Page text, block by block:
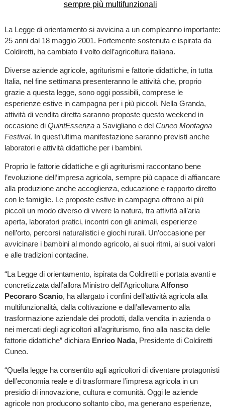
La Legge di orientamento si avvicina a un compleanno importante:
25 anni dal 18 maggio 2001. Fortemente sostenuta e ispirata da
Coldiretti, ha cambiato il volto dell’agricoltura italiana.
Diverse aziende agricole, agriturismi e fattorie didattiche, in tutta
Italia, nel fine settimana presenteranno le attività che, proprio
grazie a questa legge, sono oggi possibili, comprese le
esperienze estive in campagna per i più piccoli. Nella Granda,
attività di vendita diretta saranno proposte questo weekend in
occasione di QuintEssenzaa Savigliano e del Cuneo Montagna
Festival. In quest’ultima manifestazione saranno previsti anche
laboratori e attività didattiche per i bambini.
Proprio le fattorie didattiche e gli agriturismi raccontano bene
l’evoluzione dell’impresa agricola, sempre più capace di affiancare
alla produzione anche accoglienza, educazione e rapporto diretto
con le famiglie. Le proposte estive in campagna offrono ai più
piccoli un modo diverso di vivere la natura, tra attività all’aria
aperta, laboratori pratici, incontri con gli animali, esperienze
nell’orto, percorsi naturalistici e giochi rurali. Un’occasione per
avvicinare i bambini al mondo agricolo, ai suoi ritmi, ai suoi valori
e alle tradizioni contadine.
“La Legge di orientamento, ispirata da Coldiretti e portata avanti e
concretizzata dall’allora Ministro dell’Agricoltura Alfonso
Pecoraro Scanio, ha allargato i confini dell’attività agricola alla
multifunzionalità, dalla coltivazione e dall’allevamento alla
trasformazione aziendale dei prodotti, dalla vendita in azienda o
nei mercati degli agricoltori all’agriturismo, fino alla nascita delle
fattorie didattiche” dichiara Enrico Nada, Presidente di Coldiretti
Cuneo.
“Quella legge ha consentito agli agricoltori di diventare protagonisti
dell’economia reale e di trasformare l’impresa agricola in un
presidio di innovazione, cultura e comunità. Oggi le aziende
agricole non producono soltanto cibo, ma generano esperienze,